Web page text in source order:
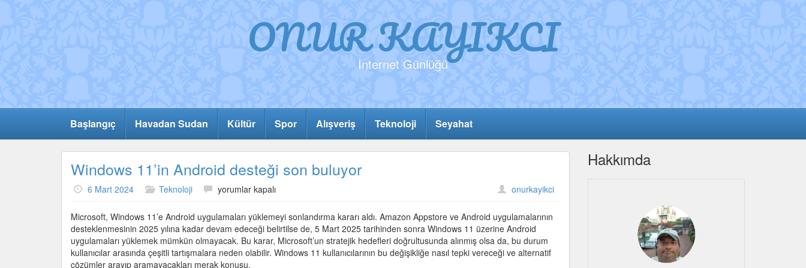
ONUR KAYIKCI
İnternet Günlüğü
Başlangıç Havadan Sudan Kültür Spor Alışveriş Teknoloji Seyahat
Windows 11’in Android desteği son buluyor
6 Mart 2024 Teknoloji
Windows
Android
desteği
son
buluyor
için
yorumlar kapalı onurkayikci
Microsoft, Windows 11’e Android uygulamaları yüklemeyi sonlandırma kararı aldı. Amazon Appstore ve Android uygulamalarının
desteklenmesinin 2025 yılına kadar devam edeceği belirtilse de, 5 Mart 2025 tarihinden sonra Windows 11 üzerine Android
uygulamaları yüklemek mümkün olmayacak. Bu karar, Microsoft’un stratejik hedefleri doğrultusunda alınmış olsa da, bu durum
kullanıcılar arasında çeşitli tartışmalara neden olabilir. Windows 11 kullanıcılarının bu değişikliğe nasıl tepki vereceği ve alternatif
çözümler arayıp aramayacakları merak konusu.
Hakkımda